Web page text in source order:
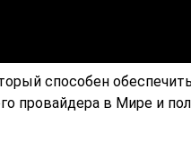
способен
провайдера в Мире и